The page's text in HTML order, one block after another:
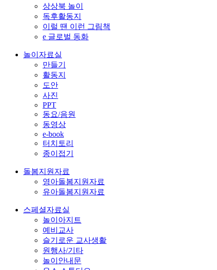
상상북 놀이
독후활동지
이럴 땐 이런 그림책
e 글로벌 동화
놀이자료실
만들기
활동지
도안
사진
PPT
동요/음원
동영상
e-book
터치토리
종이접기
돌봄지원자료
영아돌봄지원자료
유아돌봄지원자료
스페셜자료실
놀이아지트
예비교사
슬기로운 교사생활
원행사/기타
놀이안내문